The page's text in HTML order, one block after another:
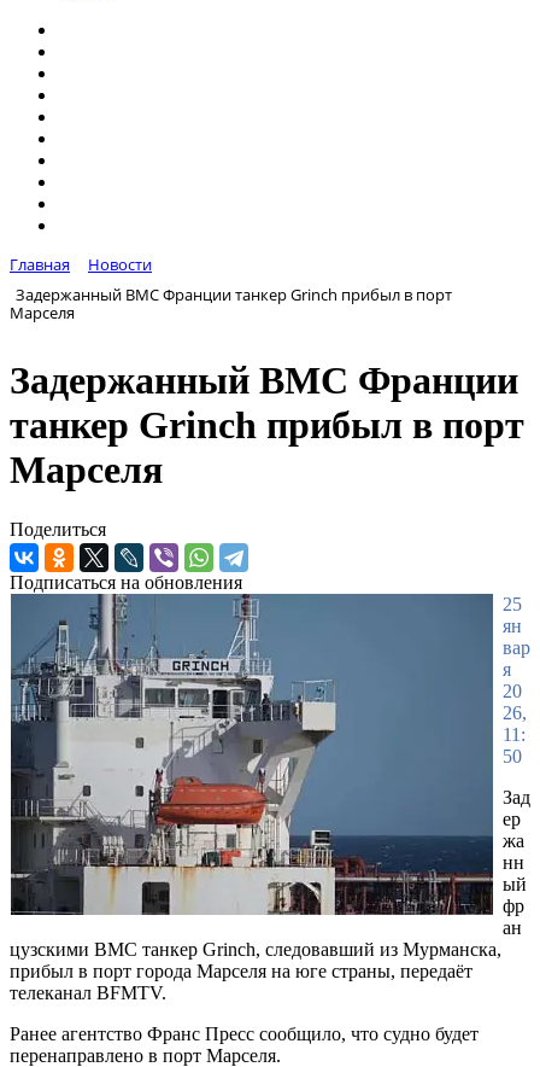
Главная
Новости
Задержанный ВМС Франции танкер Grinch прибыл в порт
Марселя
Задержанный ВМС Франции
танкер Grinch прибыл в порт
Марселя
Поделиться
Подписаться на обновления
25
ян
вар
я
20
26,
11:
50
Зад
ер
жа
нн
ый
фр
ан
цузскими ВМС танкер Grinch, следовавший из Мурманска,
прибыл в порт города Марселя на юге страны, передаёт
телеканал BFMTV.
Ранее агентство Франс Пресс сообщило, что судно будет
перенаправлено в порт Марселя.